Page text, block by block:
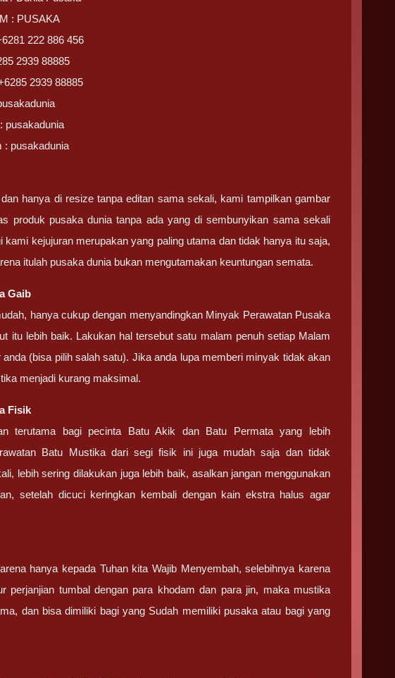
: PUSAKA
222 886 456
2939 88885
2939 88885
pusakadunia
: pusakadunia
hanya di resize tanpa editan sama sekali, kami tampilkan gambar
produk pusaka dunia tanpa ada yang di sembunyikan sama sekali
kejujuran merupakan yang paling utama dan tidak hanya itu saja,
itulah pusaka dunia bukan mengutamakan keuntungan semata.
Gaib
hanya cukup dengan menyandingkan Minyak Perawatan Pusaka
itu lebih baik. Lakukan hal tersebut satu malam penuh setiap Malam
(bisa pilih salah satu). Jika anda lupa memberi minyak tidak akan
menjadi kurang maksimal.
Fisik
terutama bagi pecinta Batu Akik dan Batu Permata yang lebih
Batu Mustika dari segi fisik ini juga mudah saja dan tidak
lebih sering dilakukan juga lebih baik, asalkan jangan menggunakan
setelah dicuci keringkan kembali dengan kain ekstra halus agar
hanya kepada Tuhan kita Wajib Menyembah, selebihnya karena
perjanjian tumbal dengan para khodam dan para jin, maka mustika
dan bisa dimiliki bagi yang Sudah memiliki pusaka atau bagi yang